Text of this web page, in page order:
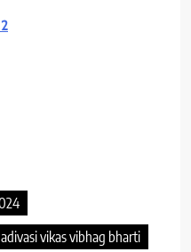
adivasi vikas vibhag bharti